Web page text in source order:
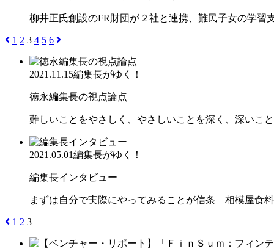
柳井正氏創設のFR財団が２社と連携、難民子女の学
1 2 3 4 5 6
2021.11.15編集長がゆく！
徳永編集長の視点論点
難しいことをやさしく、やさしいことを深く、深いこ
2021.05.01編集長がゆく！
編集長インタビュー
まずは自分で実際にやってみることが信条 相模屋食
1 2 3